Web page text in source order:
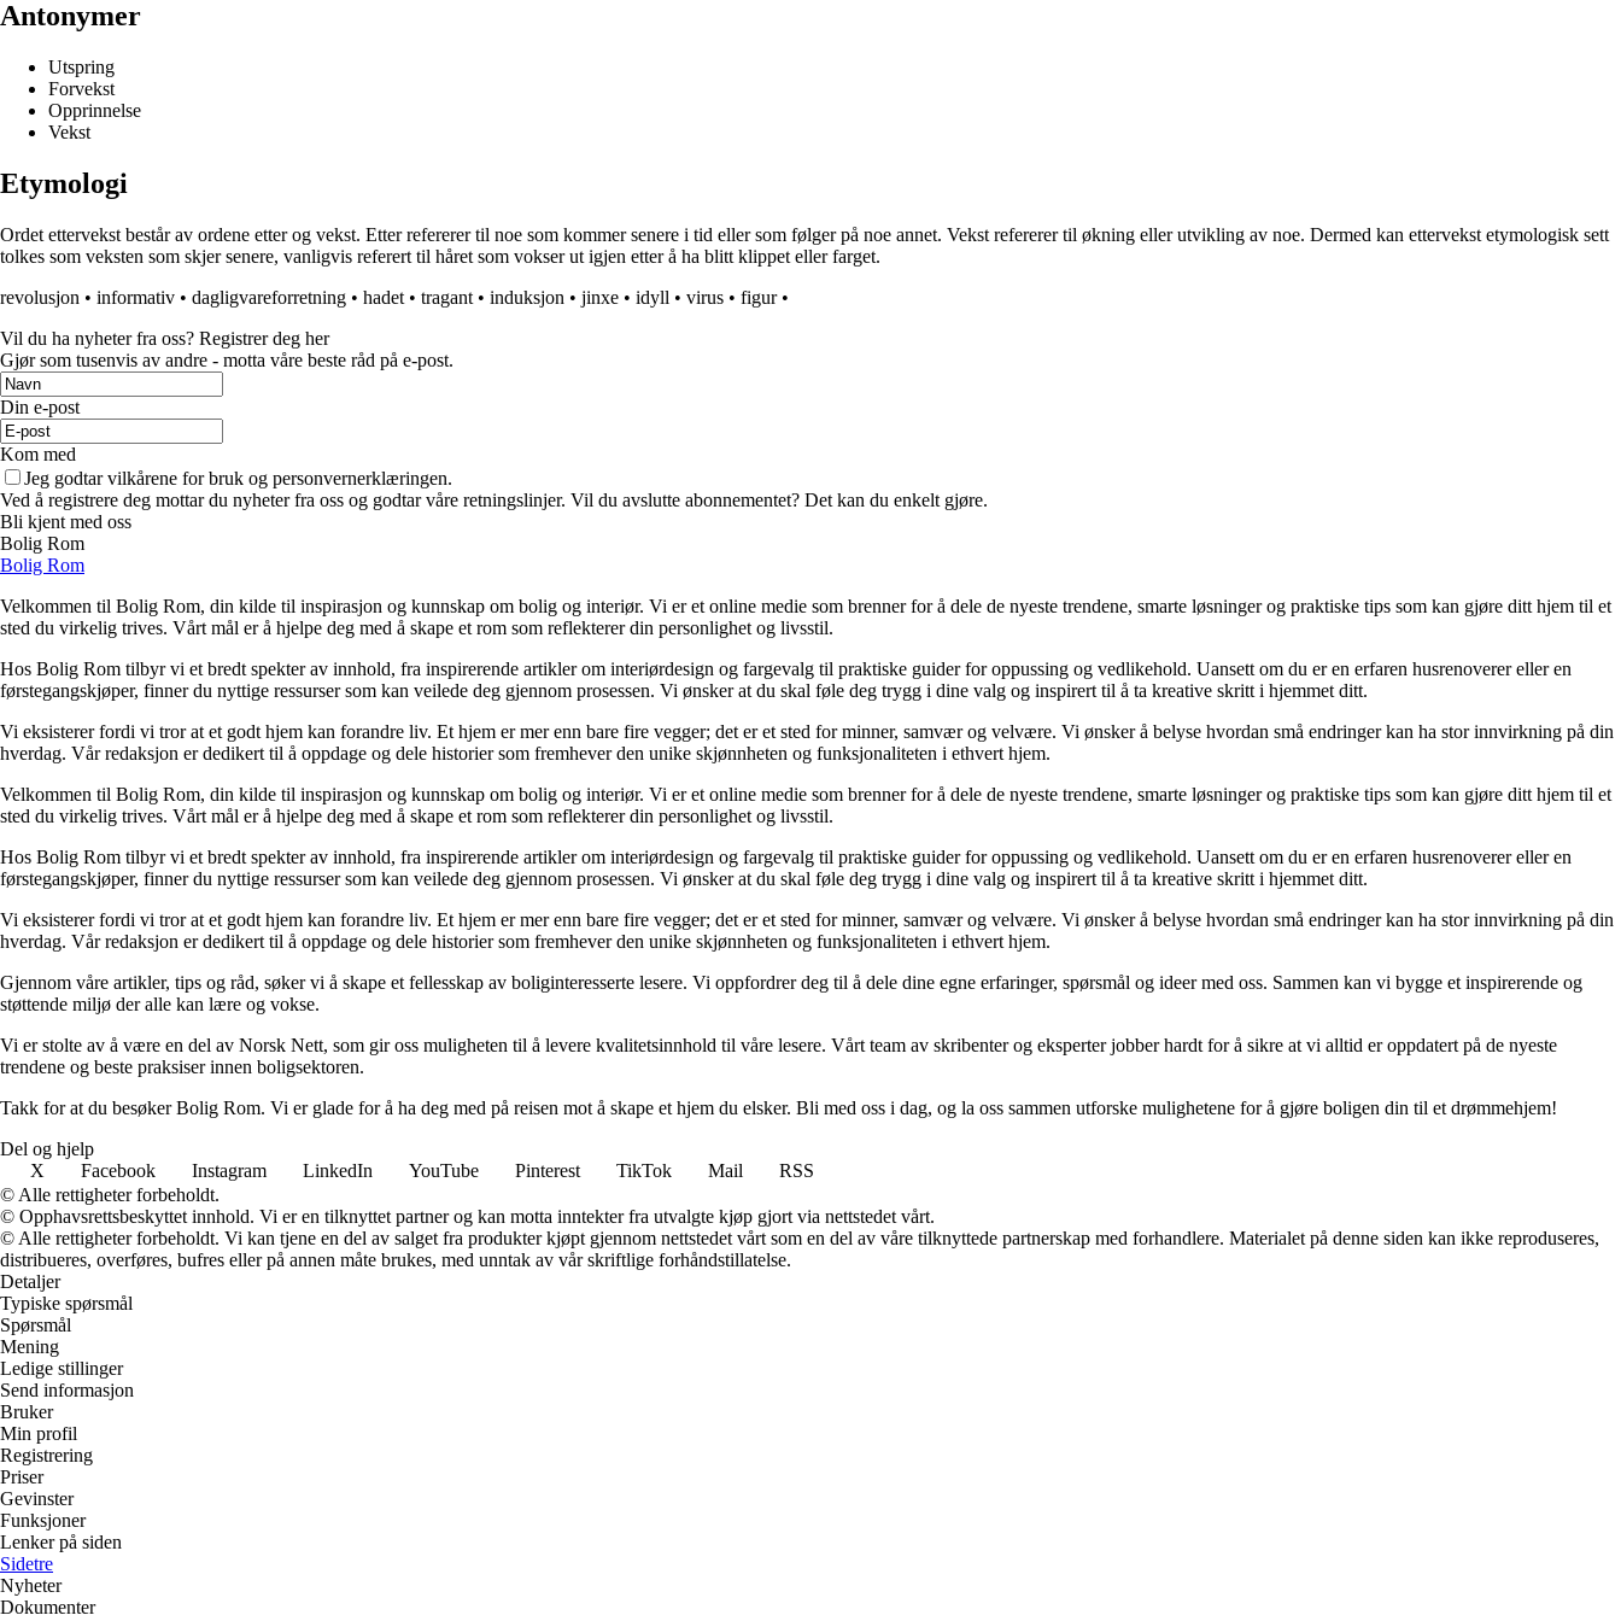
Antonymer
Utspring
Forvekst
Opprinnelse
Vekst
Etymologi
Ordet ettervekst består av ordene etter og vekst. Etter refererer til noe som kommer senere i tid eller som følger på noe annet. Vekst refererer til økning eller utvikling av noe. Dermed kan ettervekst etymologisk sett
tolkes som veksten som skjer senere, vanligvis referert til håret som vokser ut igjen etter å ha blitt klippet eller farget.
revolusjon • informativ • dagligvareforretning • hadet • tragant • induksjon • jinxe • idyll • virus • figur•
Vil du ha nyheter fra oss? Registrer deg her
Gjør som tusenvis av andre - motta våre beste råd på e-post.
Din e-post
Kom med
Jeg godtar vilkårene for bruk og personvernerklæringen.
Ved å registrere deg mottar du nyheter fra oss og godtar våre retningslinjer. Vil du avslutte abonnementet? Det kan du enkelt gjøre.
Bli kjent med oss
Bolig Rom
Bolig Rom
Velkommen til Bolig Rom, din kilde til inspirasjon og kunnskap om bolig og interiør. Vi er et online medie som brenner for å dele de nyeste trendene, smarte løsninger og praktiske tips som kan gjøre ditt hjem til et
sted du virkelig trives. Vårt mål er å hjelpe deg med å skape et rom som reflekterer din personlighet og livsstil.
Hos Bolig Rom tilbyr vi et bredt spekter av innhold, fra inspirerende artikler om interiørdesign og fargevalg til praktiske guider for oppussing og vedlikehold. Uansett om du er en erfaren husrenoverer eller en
førstegangskjøper, finner du nyttige ressurser som kan veilede deg gjennom prosessen. Vi ønsker at du skal føle deg trygg i dine valg og inspirert til å ta kreative skritt i hjemmet ditt.
Vi eksisterer fordi vi tror at et godt hjem kan forandre liv. Et hjem er mer enn bare fire vegger; det er et sted for minner, samvær og velvære. Vi ønsker å belyse hvordan små endringer kan ha stor innvirkning på din
hverdag. Vår redaksjon er dedikert til å oppdage og dele historier som fremhever den unike skjønnheten og funksjonaliteten i ethvert hjem.
Velkommen til Bolig Rom, din kilde til inspirasjon og kunnskap om bolig og interiør. Vi er et online medie som brenner for å dele de nyeste trendene, smarte løsninger og praktiske tips som kan gjøre ditt hjem til et
sted du virkelig trives. Vårt mål er å hjelpe deg med å skape et rom som reflekterer din personlighet og livsstil.
Hos Bolig Rom tilbyr vi et bredt spekter av innhold, fra inspirerende artikler om interiørdesign og fargevalg til praktiske guider for oppussing og vedlikehold. Uansett om du er en erfaren husrenoverer eller en
førstegangskjøper, finner du nyttige ressurser som kan veilede deg gjennom prosessen. Vi ønsker at du skal føle deg trygg i dine valg og inspirert til å ta kreative skritt i hjemmet ditt.
Vi eksisterer fordi vi tror at et godt hjem kan forandre liv. Et hjem er mer enn bare fire vegger; det er et sted for minner, samvær og velvære. Vi ønsker å belyse hvordan små endringer kan ha stor innvirkning på din
hverdag. Vår redaksjon er dedikert til å oppdage og dele historier som fremhever den unike skjønnheten og funksjonaliteten i ethvert hjem.
Gjennom våre artikler, tips og råd, søker vi å skape et fellesskap av boliginteresserte lesere. Vi oppfordrer deg til å dele dine egne erfaringer, spørsmål og ideer med oss. Sammen kan vi bygge et inspirerende og
støttende miljø der alle kan lære og vokse.
Vi er stolte av å være en del av Norsk Nett, som gir oss muligheten til å levere kvalitetsinnhold til våre lesere. Vårt team av skribenter og eksperter jobber hardt for å sikre at vi alltid er oppdatert på de nyeste
trendene og beste praksiser innen boligsektoren.
Takk for at du besøker Bolig Rom. Vi er glade for å ha deg med på reisen mot å skape et hjem du elsker. Bli med oss i dag, og la oss sammen utforske mulighetene for å gjøre boligen din til et drømmehjem!
Del og hjelp
X
Facebook Instagram LinkedIn YouTube Pinterest TikTok Mail
RSS
© Alle rettigheter forbeholdt.
© Opphavsrettsbeskyttet innhold. Vi er en tilknyttet partner og kan motta inntekter fra utvalgte kjøp gjort via nettstedet vårt.
© Alle rettigheter forbeholdt. Vi kan tjene en del av salget fra produkter kjøpt gjennom nettstedet vårt som en del av våre tilknyttede partnerskap med forhandlere. Materialet på denne siden kan ikke reproduseres,
distribueres, overføres, bufres eller på annen måte brukes, med unntak av vår skriftlige forhåndstillatelse.
Detaljer
Typiske spørsmål
Spørsmål
Mening
Ledige stillinger
Send informasjon
Bruker
Min profil
Registrering
Priser
Gevinster
Funksjoner
Lenker på siden
Sidetre
Nyheter
Dokumenter